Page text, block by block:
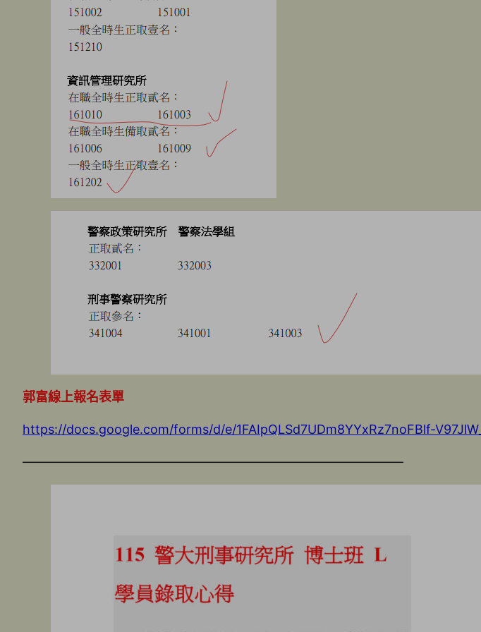
郭富線上報名表單
https://docs.google.com/forms/d/e/1FAIpQLSd7UDm8YYxRz7noFBlf-
——————————————————————————————